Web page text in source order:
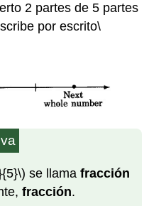
2 partes de 5 partes
por escrito\
se llamafracción
fracción.